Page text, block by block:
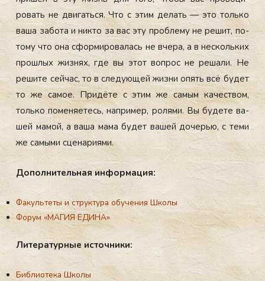
ровать не дви­гать­ся. Что с этим де­лать — это толь­ко
ва­ша за­бота и ник­то за вас эту проб­ле­му не ре­шит, по­
тому что она сфор­ми­рова­лась не вче­ра, а в нес­коль­ких
прош­лых жиз­нях, где вы этот воп­рос не ре­шали. Не
ре­шите сей­час, то в сле­ду­ющей жиз­ни опять всё бу­дет
то же са­мое. При­дёте с этим же са­мым ка­чес­твом,
толь­ко по­меня­етесь, нап­ри­мер, ро­лями. Вы бу­дете ва­
шей ма­мой, а ва­ша ма­ма бу­дет ва­шей до­черью, с те­ми
же са­мыми сце­нари­ями.
До­пол­ни­тель­ная ин­фор­ма­ция:
Факультеты и структура обучения Школы
Форум «МАГИЯ ЕДИНА»
Ли­те­ра­тур­ные ис­точ­ни­ки:
Библиотека Школы